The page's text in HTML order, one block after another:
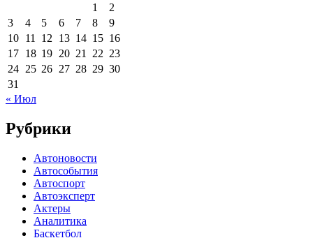
1
2
3
4 5 6 7 8
9
10 11 12 13 14 15 16
17 18 19 20 21 22 23
24 25 26 27 28 29 30
31
« Июл
Рубрики
Автоновости
Автособытия
Автоспорт
Автоэксперт
Актеры
Аналитика
Баскетбол